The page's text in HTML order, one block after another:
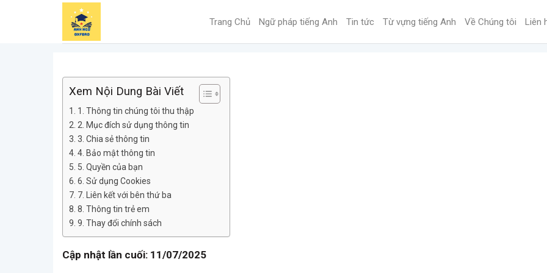
Trang Chủ Ngữ pháp tiếng Anh Tin tức Từ vựng tiếng Anh Về Chúng tôi Liên
Xem Nội Dung Bài Viết
1. Thông tin chúng tôi thu thập
2. Mục đích sử dụng thông tin
3. Chia sẻ thông tin
4. Bảo mật thông tin
5. Quyền của bạn
6. Sử dụng Cookies
7. Liên kết với bên thứ ba
8. Thông tin trẻ em
9. Thay đổi chính sách
Cập nhật lần cuối: 11/07/2025